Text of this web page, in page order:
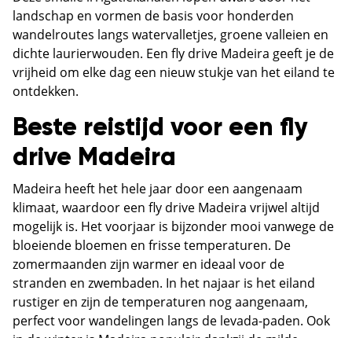
landschap en vormen de basis voor honderden
wandelroutes langs watervalletjes, groene valleien en
dichte laurierwouden. Een fly drive Madeira geeft je de
vrijheid om elke dag een nieuw stukje van het eiland te
ontdekken.
Beste reistijd voor een fly
drive Madeira
Madeira heeft het hele jaar door een aangenaam
klimaat, waardoor een fly drive Madeira vrijwel altijd
mogelijk is. Het voorjaar is bijzonder mooi vanwege de
bloeiende bloemen en frisse temperaturen. De
zomermaanden zijn warmer en ideaal voor de
stranden en zwembaden. In het najaar is het eiland
rustiger en zijn de temperaturen nog aangenaam,
perfect voor wandelingen langs de levada-paden. Ook